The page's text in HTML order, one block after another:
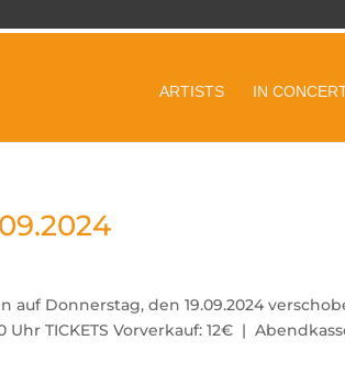
ARTISTS IN
Donnerstag, den 19.09.2024
TICKETS Vorverkauf: 12€ |